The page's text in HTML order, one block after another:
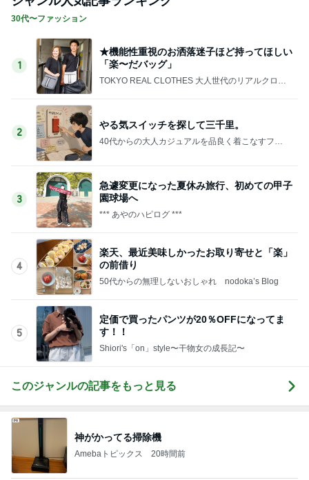
30代〜ファッション
1
★機能性重視のお洒落迷子ほど持ってほしい
「楽〜だバッグ」
TOKYO REAL CLOTHES 大人世代のリアルクロー
2
やる気スイッチを探して三千里。
40代からの大人カジュアルを品良く着こなすファ
3
急遽変更になった夏休み旅行、初めての甲子
園球場へ
*** あやのハピログ ***
4
楽天、最近美味しかったお取り寄せと「楽」
の前借り
50代からの無理しないおしゃれ nodoka’s Blog
5
定価で買ったパンツが20％OFFになってま
す！！
Shiori's「on」style〜干物女の成長記〜
このジャンルの記事をもっと見る
神がかってる掃除機
Amebaトピックス 20時間前